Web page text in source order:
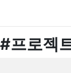
#프로젝